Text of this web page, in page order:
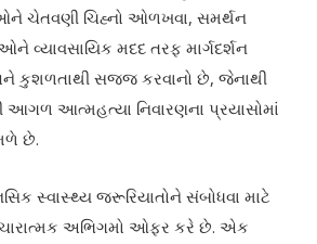
ચેતવણી ચિહ્નો ઓળખવા, સમર્થન
વ્યાવસાયિક મદદ તરફ માર્ગદર્શન
કુશળતાથી સજ્જ કરવાનો છે, જેનાથી
આત્મહત્યા નિવારણના પ્રયાસોમાં
છે.
સ્વાસ્થ્ય જરૂરિયાતોને સંબોધવા માટે
અભિગમો ઓફર કરે છે. એક